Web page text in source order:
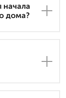
дома?